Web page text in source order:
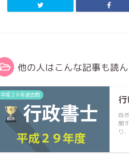
他の人はこんな記事も読
平成２９年過去問
自
関
り